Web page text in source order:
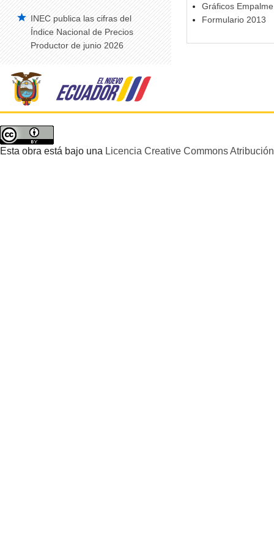
Vehículos Matriculados – Serie Histórica
2008-2014
Construcción
Edificaciones Anual
Índice de Precios de la Construcción –
IPCO
Estadísticas de Síntesis
INEC publica las cifras del
Índice Nacional de Precios
Productor de junio 2026
Gráficos Empalme
Formulario 2013
Esta obra está bajo una Licencia Creative Commons